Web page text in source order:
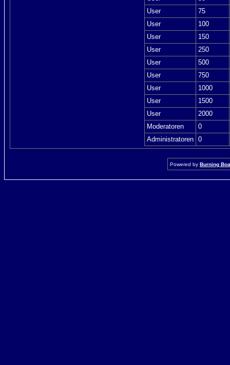
User
75
User
100
User
150
User
250
User
500
User
750
User
1000
User
1500
User
2000
Moderatoren
0
Administratoren
0
Powered by Burning